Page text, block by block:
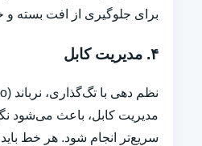
برای جلوگیری از افت بسته
۴. مدیریت کابل
مدیریت کابل، باعث می‌شود
سریع‌تر انجام شود. هر خط باید